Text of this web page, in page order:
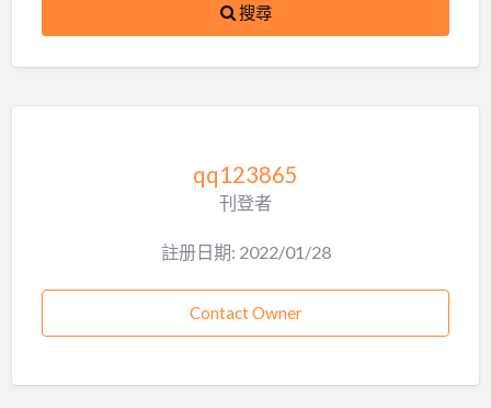
搜尋
qq123865
刊登者
註册日期: 2022/01/28
Contact Owner